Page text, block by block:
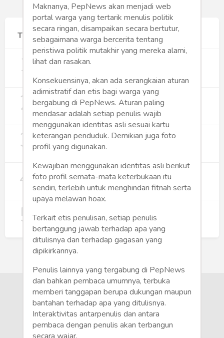
Wanita
Terpopuler
1 Gerakan Sehat Berbasis Pesantren:
Pengabdian Masyarakat Prodi Spesialis
Keperawatan Medikal Bedah UNIMUS di
Pondok Pesantren Putra UNIMUS
Semarang
350
2 MBG dan Perannya dalam Perluasan
Lapangan Kerja
271
3 Digitalisasi Koperasi Merah Putih Buka
Peluang Ekonomi Baru di Desa
257
4 Rumah Subsidi dan Upaya Negara
Wujudkan Hunian Inklusif
234
5 Perluas Distribusi Manfaat APBN
209
Maknanya, PepNews akan menjadi web
portal warga yang tertarik menulis politik
secara ringan, disampaikan secara bertutur,
sebagaimana warga bercerita tentang
peristiwa politik mutakhir yang mereka alami,
lihat dan rasakan.
Konsekuensinya, akan ada serangkaian aturan
adimistratif dan etis bagi warga yang
bergabung di PepNews. Aturan paling
mendasar adalah setiap penulis wajib
menggunakan identitas asli sesuai kartu
keterangan penduduk. Demikian juga foto
profil yang digunakan.
Kewajiban menggunakan identitas asli berikut
foto profil semata-mata keterbukaan itu
sendiri, terlebih untuk menghindari fitnah serta
upaya melawan hoax.
Terkait etis penulisan, setiap penulis
bertanggung jawab terhadap apa yang
ditulisnya dan terhadap gagasan yang
dipikirkannya.
Penulis lainnya yang tergabung di PepNews
dan bahkan pembaca umumnya, terbuka
memberi tanggapan berupa dukungan maupun
bantahan terhadap apa yang ditulisnya.
Interaktivitas antarpenulis dan antara
pembaca dengan penulis akan terbangun